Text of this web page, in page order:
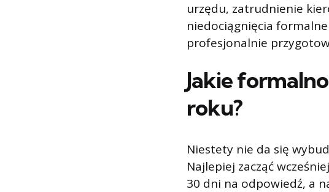
urzędu, zatrudnienie
niedociągnięcia
profesjonalnie
Jakie
roku?
Niestety nie da się
Najlepiej zacząć
30 dni na odpowiedź, a